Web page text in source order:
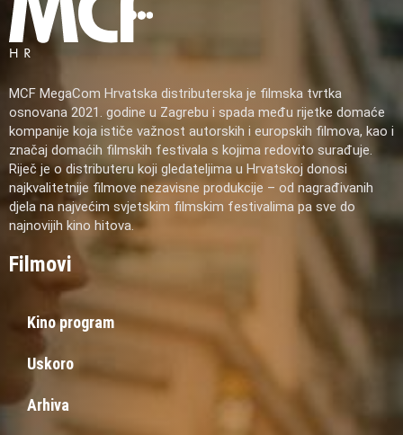
MCF MegaCom Hrvatska distributerska je filmska tvrtka
osnovana 2021. godine u Zagrebu i spada među rijetke domaće
kompanije koja ističe važnost autorskih i europskih filmova, kao i
značaj domaćih filmskih festivala s kojima redovito surađuje.
Riječ je o distributeru koji gledateljima u Hrvatskoj donosi
najkvalitetnije filmove nezavisne produkcije – od nagrađivanih
djela na najvećim svjetskim filmskim festivalima pa sve do
najnovijih kino hitova.
Filmovi
Kino program
Uskoro
Arhiva